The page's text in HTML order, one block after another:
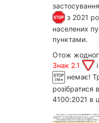
застосування
з 2021
населених
пунктами.
Отож
Знак 2.1
і
немає!
розібратися
4100:2021 в